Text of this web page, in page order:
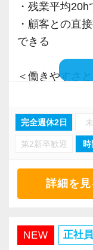
・残業平均
・顧客との直
できる
＜働きやすさ
・分業体制で
・顧客対応や
・資産税や相
・経験値が自
・有給取得率
完全週休2日
第2新卒歓迎
詳細を見
NEW 正社員